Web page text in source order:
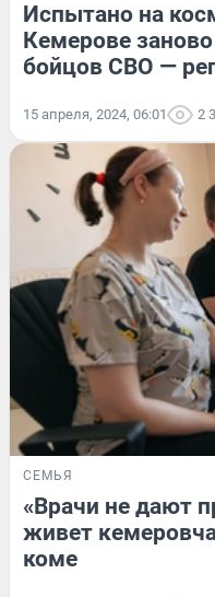
Испытано на
Кемерове
бойцов СВО —
15 апреля, 2024, 06:01 2
СЕМЬЯ
«Врачи не дают
живет
коме